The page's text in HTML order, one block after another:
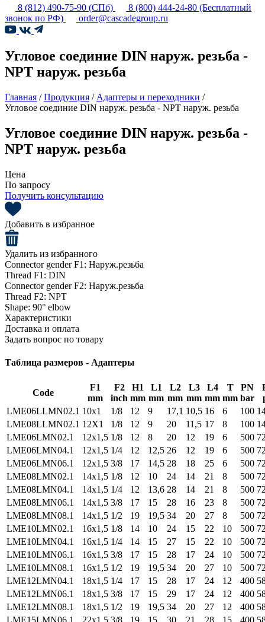
8 (812) 490-75-90 (СПб) 8 (800) 444-24-80 (Бесплатный
звонок по РФ)
order@cascadegroup.ru
Угловое соединие DIN наруж. резьба -
NPT наруж. резьба
Главная /Продукция / Адаптеры и переходники /
Угловое соединие DIN наруж. резьба - NPT наруж. резьба
Угловое соединие DIN наруж. резьба -
NPT наруж. резьба
Цена
По запросу
Получить консультацию
Добавить в избранное
Удалить из избранного
Connector gender F1: Наруж.резьба
Thread F1: DIN
Connector gender F2: Наруж.резьба
Thread F2: NPT
Shape: 90° elbow
Характеристики
Доставка и оплата
Задать вопрос по товару
Таблица размеров - Адаптеры
Code
F1
mm
F2
inch
H1
mm
L1
mm
L2
mm
L3
mm
L4
mm
T
mm
PN
bar
LME06LLMN02.1 10x1 1/8 12 9 17,1 10,5 16 6 100
LME08LLMN02.1 12X1 1/8 12 9 20 11,5 17 8 100
LME06LMN02.1
12x1,5 1/8 12 8 20 12 19 6 500
LME06LMN04.1
12x1,5 1/4 12 12,5 26 12 19 6 500
LME06LMN06.1
12x1,5 3/8 17 14,5 28 18 25 6 500
LME08LMN02.1
14x1,5 1/8 12 10 24 14 21 8 500
LME08LMN04.1
14x1,5 1/4 12 13,6 28 14 21 8 500
LME08LMN06.1
14x1,5 3/8 17 15 28 16 23 8 500
LME08LMN08.1
14x1,5 1/2 19 19,5 34 20 27 8 500
LME10LMN02.1
16x1,5 1/8 14 10 24 15 22 10 500
LME10LMN04.1
16x1,5 1/4 14 15 27 15 22 10 500
LME10LMN06.1
16x1,5 3/8 17 15 28 17 24 10 500
LME10LMN08.1
16x1,5 1/2 19 19,5 34 20 27 10 500
LME12LMN04.1
18x1,5 1/4 17 15 28 17 24 12 400
LME12LMN06.1
18x1,5 3/8 17 15 29 17 24 12 400
LME12LMN08.1
18x1,5 1/2 19 19,5 34 20 27 12 400